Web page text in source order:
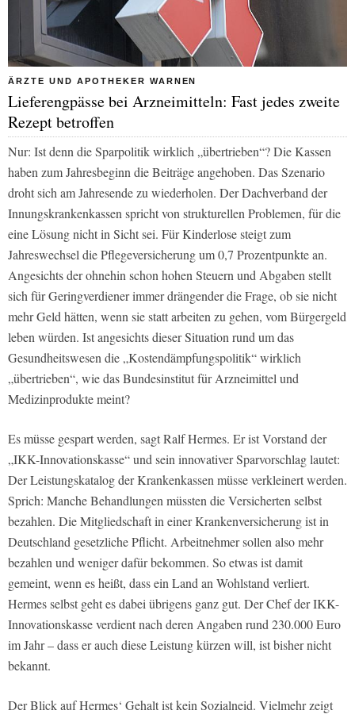
ÄRZTE UND APOTHEKER WARNEN
Lieferengpässe bei Arzneimitteln: Fast jedes zweite
Rezept betroffen
Nur: Ist denn die Sparpolitik wirklich „übertrieben“? Die Kassen
haben zum Jahresbeginn die Beiträge angehoben. Das Szenario
droht sich am Jahresende zu wiederholen. Der Dachverband der
Innungskrankenkassen spricht von strukturellen Problemen, für die
eine Lösung nicht in Sicht sei. Für Kinderlose steigt zum
Jahreswechsel die Pflegeversicherung um 0,7 Prozentpunkte an.
Angesichts der ohnehin schon hohen Steuern und Abgaben stellt
sich für Geringverdiener immer drängender die Frage, ob sie nicht
mehr Geld hätten, wenn sie statt arbeiten zu gehen, vom Bürgergeld
leben würden. Ist angesichts dieser Situation rund um das
Gesundheitswesen die „Kostendämpfungspolitik“ wirklich
„übertrieben“, wie das Bundesinstitut für Arzneimittel und
Medizinprodukte meint?
Es müsse gespart werden, sagt Ralf Hermes. Er ist Vorstand der
„IKK-Innovationskasse“ und sein innovativer Sparvorschlag lautet:
Der Leistungskatalog der Krankenkassen müsse verkleinert werden.
Sprich: Manche Behandlungen müssten die Versicherten selbst
bezahlen. Die Mitgliedschaft in einer Krankenversicherung ist in
Deutschland gesetzliche Pflicht. Arbeitnehmer sollen also mehr
bezahlen und weniger dafür bekommen. So etwas ist damit
gemeint, wenn es heißt, dass ein Land an Wohlstand verliert.
Hermes selbst geht es dabei übrigens ganz gut. Der Chef der IKK-
Innovationskasse verdient nach deren Angaben rund 230.000 Euro
im Jahr – dass er auch diese Leistung kürzen will, ist bisher nicht
bekannt.
Der Blick auf Hermes‘ Gehalt ist kein Sozialneid. Vielmehr zeigt